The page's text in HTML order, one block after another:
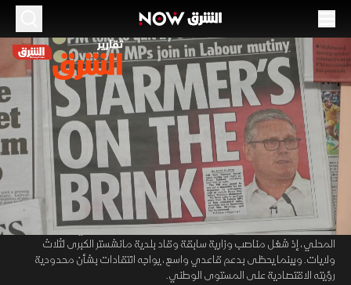
00:12 01:41
الموسم 2026
آندي بيرنهام.. من هو "ملك الشمال" الذي يسعى
لقيادة بريطانيا؟
23 يونيو 2026 01:41 أخبار
تقارير الشرق
تتجه الأنظار في بريطانيا نحو النائب العمالي آندي برينهام كأحد أبرز المرشحين
المحتملين لخلافة كير ستارمر بعد استقالته من رئاسة الوزراء وزعامة حزب
العمال. ويُعرف برينهام بلقب "ملك الشمال" بفضل مسيرته في الحكم
المحلي، إذ شغل مناصب وزارية سابقة وقاد بلدية مانشستر الكبرى لثلاث
ولايات. وبينما يحظى بدعم قاعدي واسع، يواجه انتقادات بشأن محدودية
رؤيته الاقتصادية على المستوى الوطني.